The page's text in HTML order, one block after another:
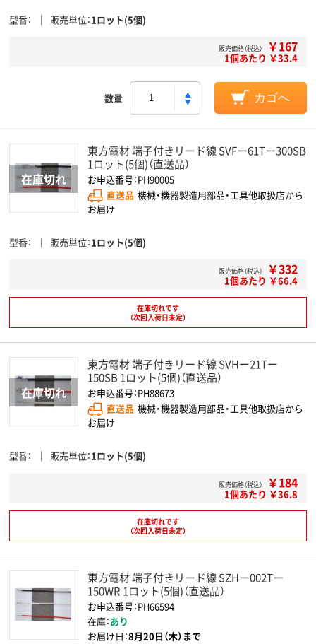
型番 販売単位 1ロット(5個)
販売価格（税込） ￥167
1個あたり ￥33.4
数量 カゴへ
東方電材 端子付きリード線 SVFー61Tー300SB
1ロット(5個)（直送品）
お申込番号：PH90005
直送品 機械・機器製造用部品・工具他取扱店から
お届け
型番 販売単位 1ロット(5個)
販売価格（税込） ￥332
1個あたり ￥66.4
在庫切れです
（次回入荷日未定）
東方電材 端子付きリード線 SVHー21Tー
150SB 1ロット(5個)（直送品）
お申込番号：PH88673
直送品 機械・機器製造用部品・工具他取扱店から
お届け
型番 販売単位 1ロット(5個)
販売価格（税込） ￥184
1個あたり ￥36.8
在庫切れです
（次回入荷日未定）
東方電材 端子付きリード線 SZHー002Tー
150WR 1ロット(5個)（直送品）
お申込番号：PH66594
在庫：あり
お届け日：8月20日（木）まで